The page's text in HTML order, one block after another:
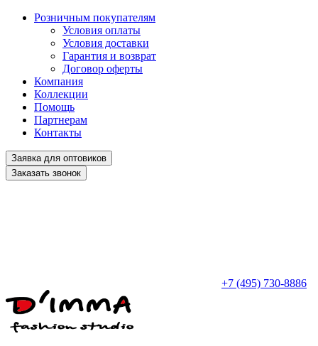
Розничным покупателям
Условия оплаты
Условия доставки
Гарантия и возврат
Договор оферты
Компания
Коллекции
Помощь
Партнерам
Контакты
Заявка для оптовиков
Заказать звонок
+7 (495) 730-8886